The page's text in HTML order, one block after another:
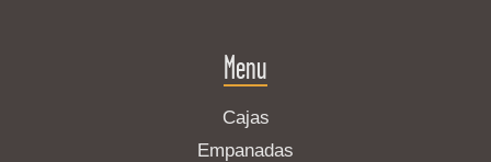
Menu
Cajas
Empanadas